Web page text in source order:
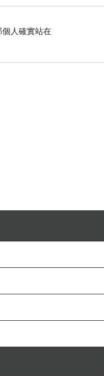
人確實站在